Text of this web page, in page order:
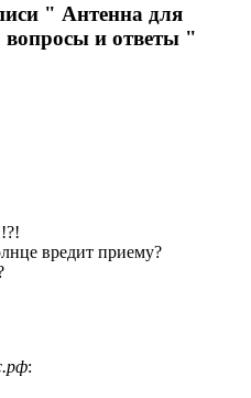
" Антенна для
вопросы и ответы "
вредит приему?
: